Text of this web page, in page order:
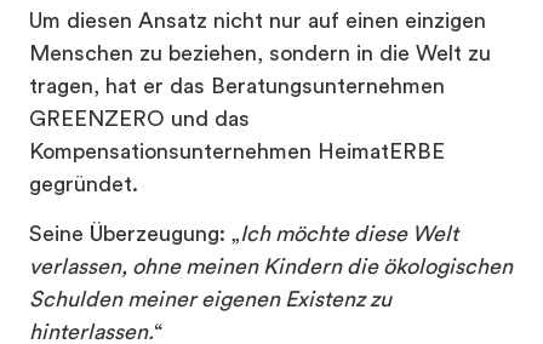
Um diesen Ansatz nicht nur auf einen einzigen
Menschen zu beziehen, sondern in die Welt zu
tragen, hat er das Beratungsunternehmen
GREENZERO und das
Kompensationsunternehmen HeimatERBE
gegründet.
Seine Überzeugung: „Ich möchte diese Welt
verlassen, ohne meinen Kindern die ökologischen
Schulden meiner eigenen Existenz zu
hinterlassen.“